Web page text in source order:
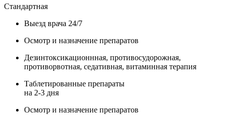
Стандартная
Выезд врача 24/7
Осмотр и назначение препаратов
Дезинтоксикационнная, противосудорожная,
противорвотная, седативная, витаминная терапия
Таблетированные препараты
на 2-3 дня
Осмотр и назначение препаратов